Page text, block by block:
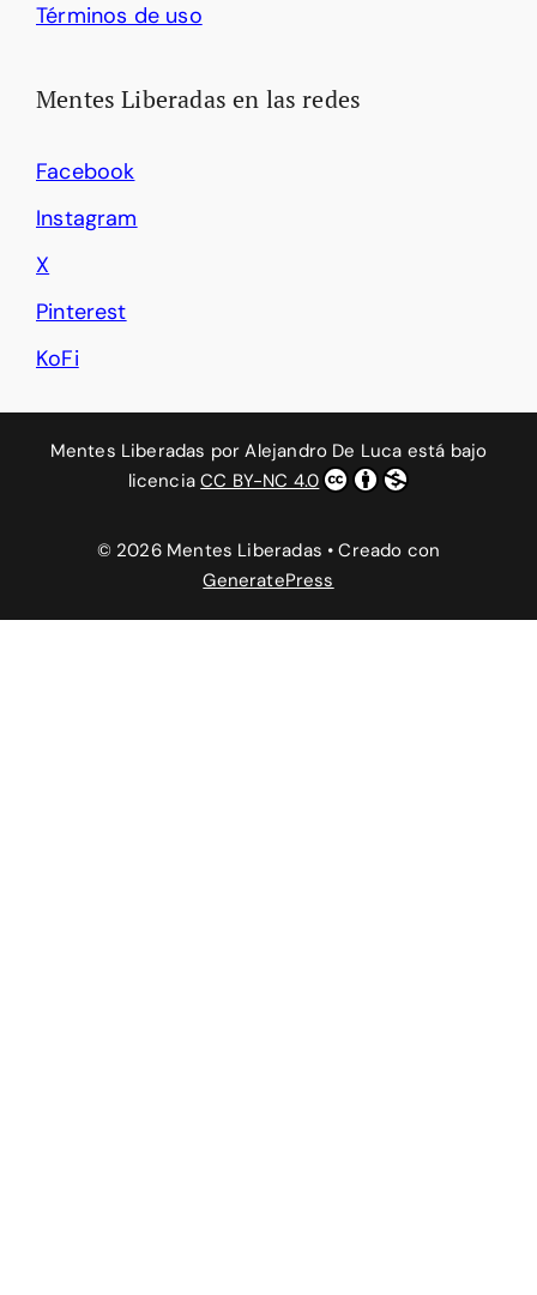
Términos de uso
Mentes Liberadas en las redes
Facebook
Instagram
X
Pinterest
KoFi
Mentes Liberadas porAlejandro De Luca está bajo
licenciaCC BY-NC 4.0
© 2026 Mentes Liberadas • Creado con
GeneratePress